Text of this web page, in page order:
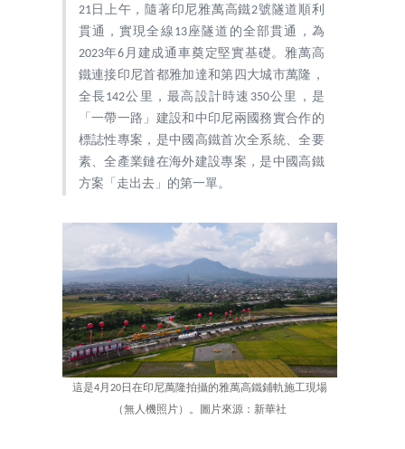
21日上午，隨著印尼雅萬高鐵2號隧道順利
貫通，實現全線13座隧道的全部貫通，為
2023年6月建成通車奠定堅實基礎。雅萬高
鐵連接印尼首都雅加達和第四大城市萬隆，
全長142公里，最高設計時速350公里，是
「一帶一路」建設和中印尼兩國務實合作的
標誌性專案，是中國高鐵首次全系統、全要
素、全產業鏈在海外建設專案，是中國高鐵
方案「走出去」的第一單。
這是4月20日在印尼萬隆拍攝的雅萬高鐵鋪軌施工現場
（無人機照片）。圖片來源：新華社